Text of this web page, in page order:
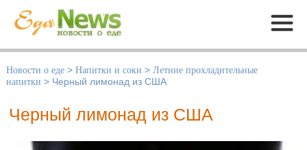
Меню
Новости о еде > Напитки и соки > Летние прохладительные
напитки > Черный лимонад из США
Черный лимонад из США